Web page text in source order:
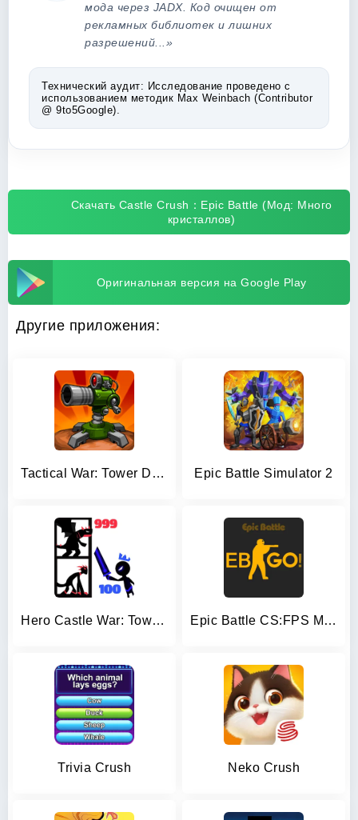
мода через JADX. Код очищен от
рекламных библиотек и лишних
разрешений...»
Технический аудит: Исследование проведено с
использованием методик Max Weinbach (Contributor
@ 9to5Google).
Скачать Castle Crush：Epic Battle (Мод: Много
кристаллов)
Оригинальная версия на Google Play
Другие приложения:
Tactical War: Tower Defense Epic Battle Simulator 2
Hero Castle War: Tower Attack Epic Battle CS:FPS Mobile Game
Trivia Crush Neko Crush